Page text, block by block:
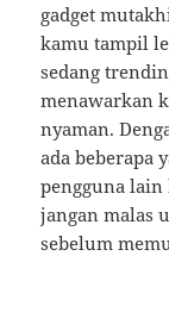
gadget
kamu tampil
sedang
menawarkan
nyaman.
ada beberapa
pengguna
jangan malas
sebelum